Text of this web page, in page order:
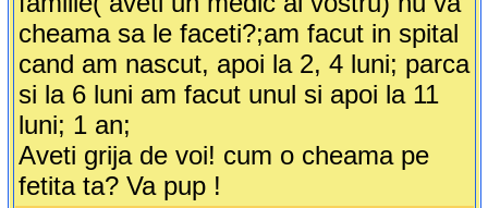
cheama sa le faceti?;am facut in spital
cand am nascut, apoi la 2, 4 luni; parca
si la 6 luni am facut unul si apoi la 11
luni; 1 an;
Aveti grija de voi! cum o cheama pe
fetita ta? Va pup !